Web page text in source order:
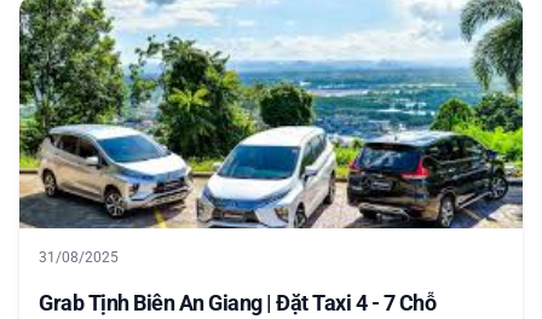
31/08/2025
Grab Tịnh Biên An Giang | Đặt Taxi 4 - 7 Chỗ